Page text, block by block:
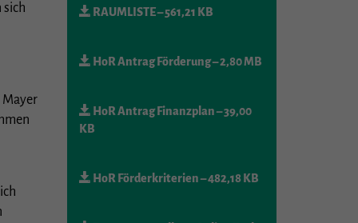
sich
RAUMLISTE– 561,21 KB
HoR Antrag Förderung– 2,80 MB
HoR Antrag Finanzplan– 39,00
KB
HoR Förderkriterien– 482,18 KB